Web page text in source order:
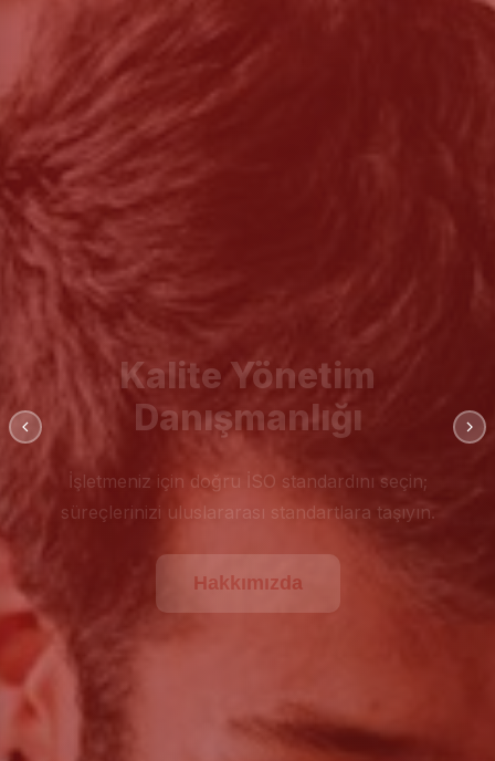
Kalite Yönetim
Danışmanlığı
İşletmeniz için doğru İSO standardını seçin;
süreçlerinizi uluslararası standartlara taşıyın.
Hakkımızda